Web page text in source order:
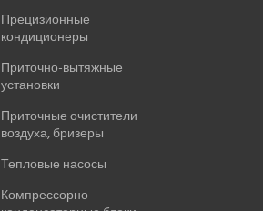
Прецизионные
кондиционеры
Приточно-вытяжные
установки
Приточные очистители
воздуха, бризеры
Тепловые насосы
Компрессорно-